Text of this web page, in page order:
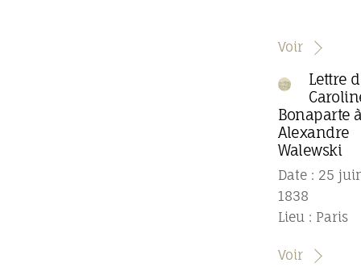
Voir
Lettre
Bonaparte
Alexandre
Walewski
Date : 25
1838
Lieu : Paris
Voir